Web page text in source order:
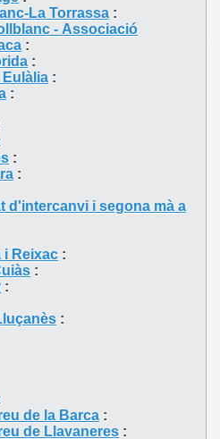
La Torrassa :
- Associació
:
:
:
:
:
:
d'intercanvi i segona mà a
i Reixac :
:
:
:
de la Barca :
de Llavaneres :